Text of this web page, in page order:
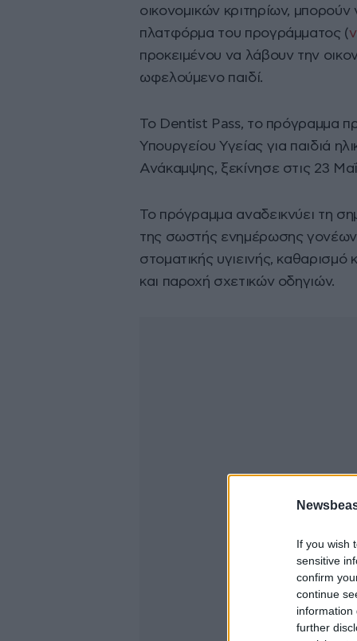
If you wish
sensitive
confirm
continue
information
further
οικονομικών κριτηρίων,
πλατφόρμα του προγράμματος (
προκειμένου να λάβουν την
ωφελούμενο παιδί.
Το Dentist Pass, το πρόγραμμα
Υπουργείου Υγείας για παιδιά
Ανάκαμψης, ξεκίνησε στις 23
Το πρόγραμμα αναδεικνύει τη
της σωστής ενημέρωσης γονέων
στοματικής υγιεινής,
και παροχή σχετικών οδηγιών.